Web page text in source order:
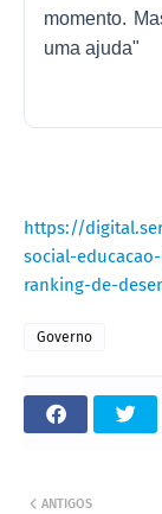
momento.
uma ajuda"
https://
social-
ranking-de-
Governo
ANTIGOS